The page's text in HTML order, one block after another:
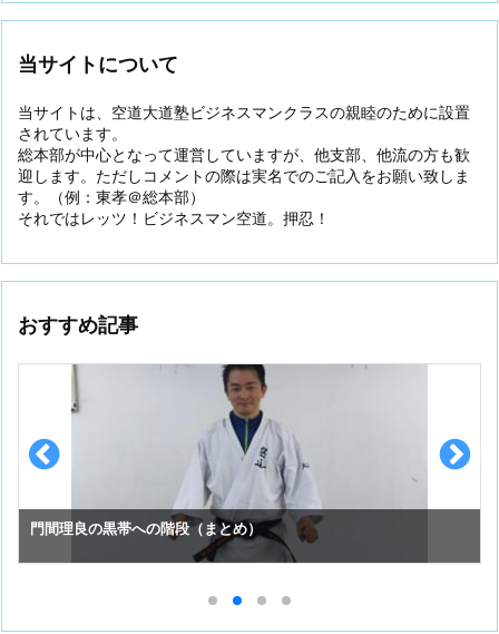
当サイトについて
当サイトは、空道大道塾ビジネスマンクラスの親睦のために設置
されています。
総本部が中心となって運営していますが、他支部、他流の方も歓
迎します。ただしコメントの際は実名でのご記入をお願い致しま
す。（例：東孝＠総本部）
それではレッツ！ビジネスマン空道。押忍！
おすすめ記事
門間理良の黒帯への階段（まとめ）